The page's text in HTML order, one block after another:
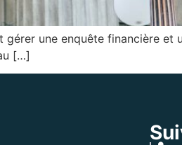
une enquête financière et
[…]